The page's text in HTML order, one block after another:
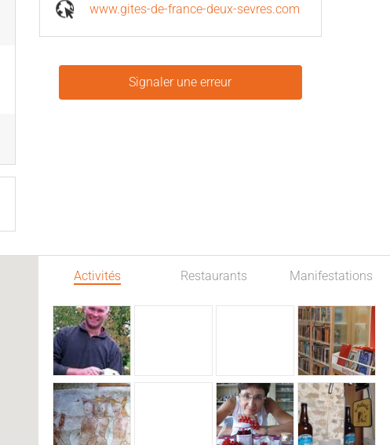
www.gites-de-france-deux-sevres.com
Signaler une erreur
Activités Restaurants Manifestations